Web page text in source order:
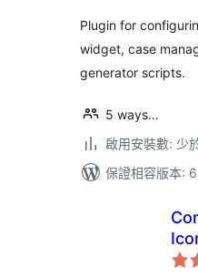
Plugin for
widget, case
generator scripts.
5 ways…
啟用安裝數: 少
保證相容版本: